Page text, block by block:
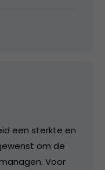
een sterkte en
om de
Voor